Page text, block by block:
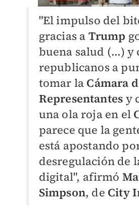
"El impulso del
gracias a Trump
buena salud (...) y
republicanos a
tomar la Cámara
Representantes y
una ola roja en el
parece que la
está apostando
desregulación de
digital", afirmó
Simpson, de City